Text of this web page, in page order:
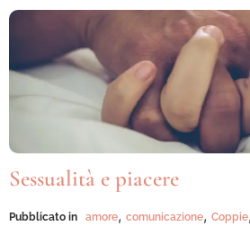
Sessualità e piacere
Pubblicato in amore, comunicazione, Coppie,